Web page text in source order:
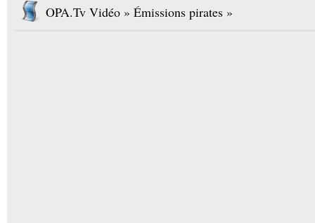
OPA.Tv Vidéo » Émissions pirates »